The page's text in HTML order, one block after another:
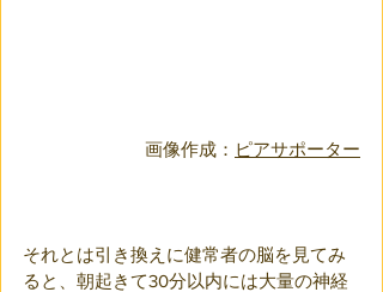
画像作成： ピアサポーター
それとは引き換えに健常者の脳を見てみ
ると、朝起きて30分以内には大量の神経